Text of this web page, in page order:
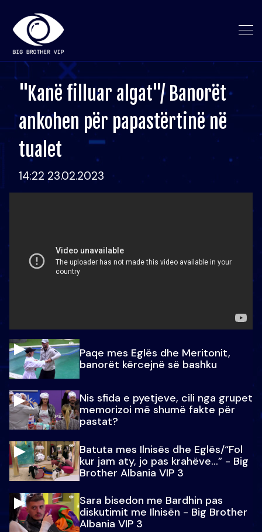
"Kanë filluar algat"/ Banorët
ankohen për papastërtinë në
tualet
14:22 23.02.2023
Paqe mes Eglës dhe Meritonit,
banorët kërcejnë së bashku
Nis sfida e pyetjeve, cili nga grupet
memorizoi më shumë fakte për
pastat?
Batuta mes Ilnisës dhe Eglës/“Fol
kur jam aty, jo pas krahëve…” - Big
Brother Albania VIP 3
Sara bisedon me Bardhin pas
diskutimit me Ilnisën - Big Brother
Albania VIP 3